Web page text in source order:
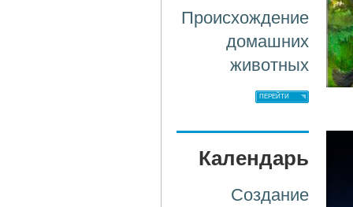
Происхождение
домашних
животных
ПЕРЕЙТИ
Календарь
Создание